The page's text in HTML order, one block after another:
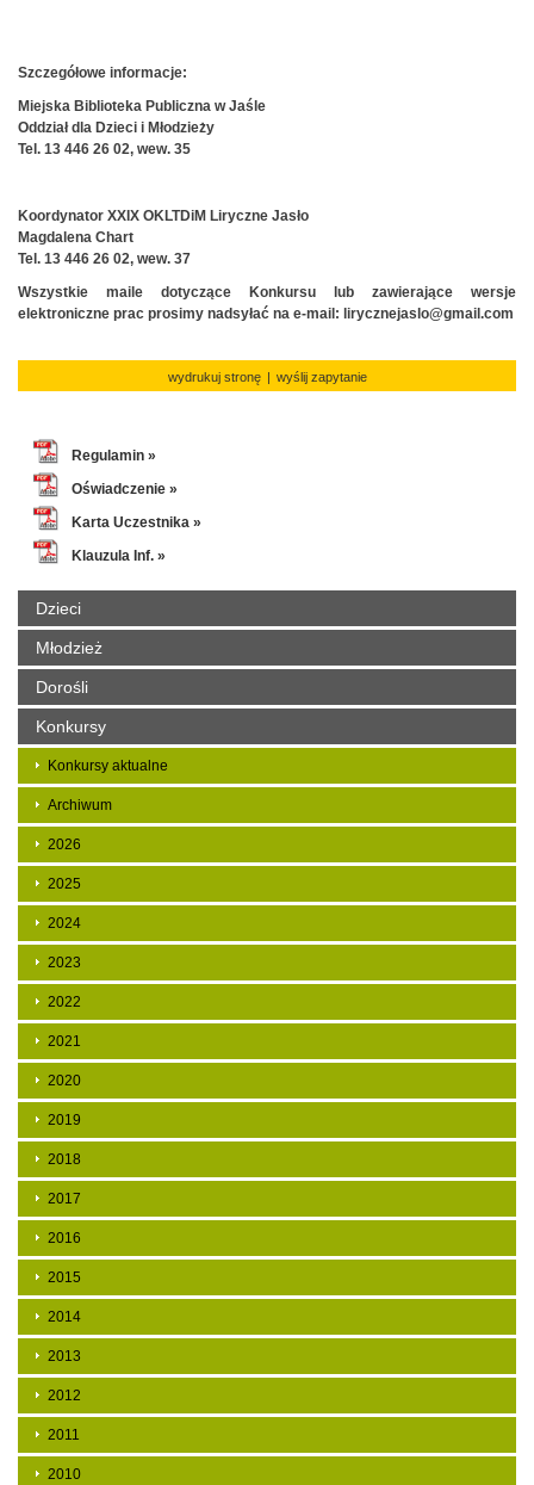
Szczegółowe informacje:
Miejska Biblioteka Publiczna w Jaśle
Oddział dla Dzieci i Młodzieży
Tel. 13 446 26 02, wew. 35
Koordynator XXIX OKLTDiM Liryczne Jasło
Magdalena Chart
Tel. 13 446 26 02, wew. 37
Wszystkie maile dotyczące Konkursu lub zawierające wersje
elektroniczne prac prosimy nadsyłać na e-mail: lirycznejaslo@gmail.com
wydrukuj stronę | wyślij zapytanie
Regulamin »
Oświadczenie »
Karta Uczestnika »
Klauzula Inf. »
Dzieci
Młodzież
Dorośli
Konkursy
Konkursy aktualne
Archiwum
2026
2025
2024
2023
2022
2021
2020
2019
2018
2017
2016
2015
2014
2013
2012
2011
2010